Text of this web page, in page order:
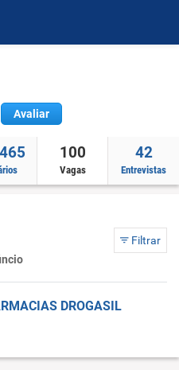
Avaliar
100
Vagas
42
Entrevistas
Filtrar
DROGASIL